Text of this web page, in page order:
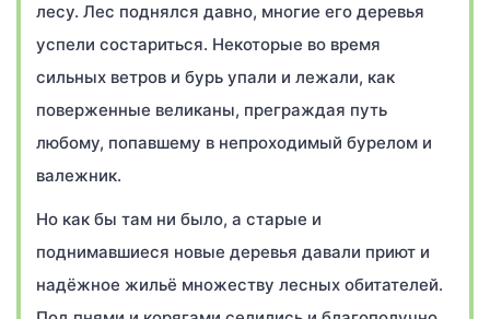
лесу. Лес поднялся давно, многие его деревья
успели состариться. Некоторые во время
сильных ветров и бурь упали и лежали, как
поверженные великаны, преграждая путь
любому, попавшему в непроходимый бурелом и
валежник.
Но как бы там ни было, а старые и
поднимавшиеся новые деревья давали приют и
надёжное жильё множеству лесных обитателей.